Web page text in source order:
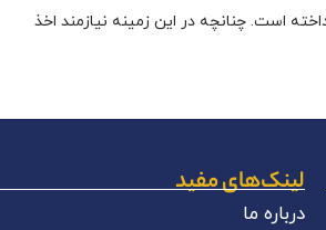
است. چنانچه در این زمینه نیازمند اخذ
لینک‌های مفید
درباره ما